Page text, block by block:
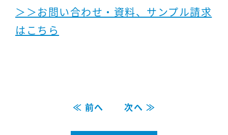
＞＞お問い合わせ・資料、サンプル請求
はこちら
≪ 前へ 次へ ≫